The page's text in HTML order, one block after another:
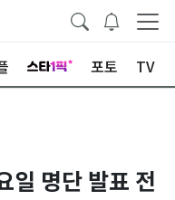
포토 TV
일 명단 발표 전